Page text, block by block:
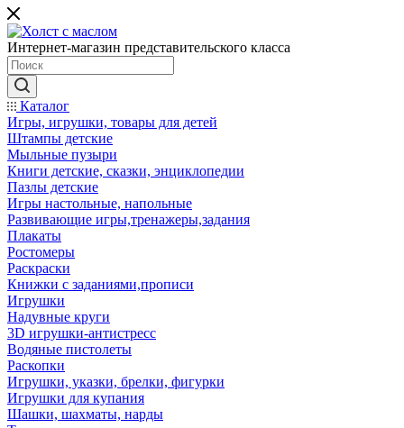
Интернет-магазин представительского класса
Каталог
Игры, игрушки, товары для детей
Штампы детские
Мыльные пузыри
Книги детские, сказки, энциклопедии
Пазлы детские
Игры настольные, напольные
Развивающие игры,тренажеры,задания
Плакаты
Ростомеры
Раскраски
Книжки с заданиями,прописи
Игрушки
Надувные круги
3D игрушки-антистресс
Водяные пистолеты
Раскопки
Игрушки, указки, брелки, фигурки
Игрушки для купания
Шашки, шахматы, нарды